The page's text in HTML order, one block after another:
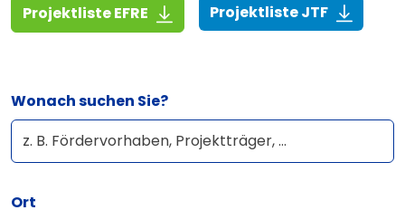
Projektliste EFRE (1,4 MiB)Projektliste JTF(268,6
Wonach suchen Sie?
Ort